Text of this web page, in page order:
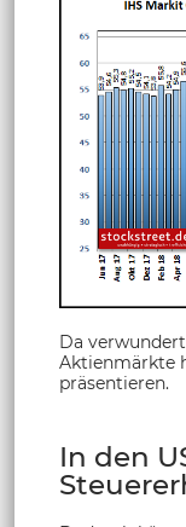
Da
Aktienmärkte
präsentieren.
In den